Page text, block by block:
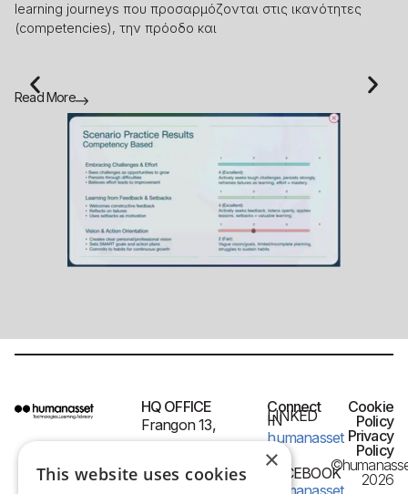
learning journeys που προσαρμόζονται στις ικανότητες
(competencies), την πρόοδο και
Read More
HQ OFFICE
Frangon 13,
54626 Thessaloniki,
Greece
Connect
LINKED
IN
humanasset
FACEBOOK
Cookie
Policy
Privacy
Policy
2026
×
This website uses cookies